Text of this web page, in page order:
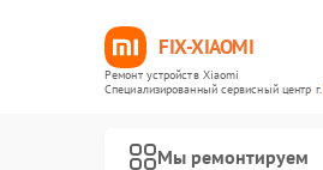
FIX-XIAOMI
Ремонт устройств Xiaomi
Специализированный cервисный центр г.
Мы ремонтируем